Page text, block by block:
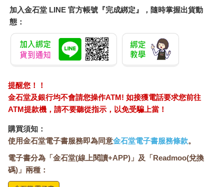
地等候如何開始新生活的指示。而僅僅一年後，沙皇就站在冬宮
的陽臺上，低頭看著跪在地上舉著聖像和宗教旗幟的人民，宣布
俄國開戰。四年後，列寧就站在另一個陽臺上，這次是在芭蕾舞
女演員克謝辛斯卡婭的家裡。他在憤怒的民眾面前宣布革命揭開
序幕。列寧將臭名昭著、當時已遭洗劫一空的金色瑪蒂達宅邸做
為其總部。此舉無疑撼動了宮廷的權威，同時深深影響小喬治．
學校裡的生活似乎變動不大。喬治多年來每天都穿同樣的制服，
甚至在開戰後的壓抑生活中也是如此著裝：褶皺整齊的軍裝式黑
褲、修身白襯衫、領子上有里拉琴徽的淺藍色夾克，配上一頂圓
形、硬邊、軍校生式樣的帽子。這種制服設計是為了讓男孩能夠
站得筆直、走得穩且到位。上述是日常生活的服裝，而跳舞的服
裝則不同。他們會穿一種極簡且暴露的短褲，長度至膝蓋以上，
再配上統一的純色合身襯衫、襪子和白色芭蕾舞鞋。這一身是男
舞者的標準配備。女生則住在一樓，她們穿著矢車菊藍長裙、端
莊的白色披肩和黑色圍裙，而熨燙過的白色圍裙會留到週日才
加入金石堂 LINE 官方帳號『完成綁定』，隨時掌握出貨動
態：
提醒您！！
金石堂及銀行均不會請您操作ATM! 如接獲電話要求您前往
ATM提款機，請不要聽從指示，以免受騙上當！
購買須知：
使用金石堂電子書服務即為同意金石堂電子書服務條款。
電子書分為「金石堂(線上閱讀+APP)」及「Readmoo(兌換
碼)」兩種：